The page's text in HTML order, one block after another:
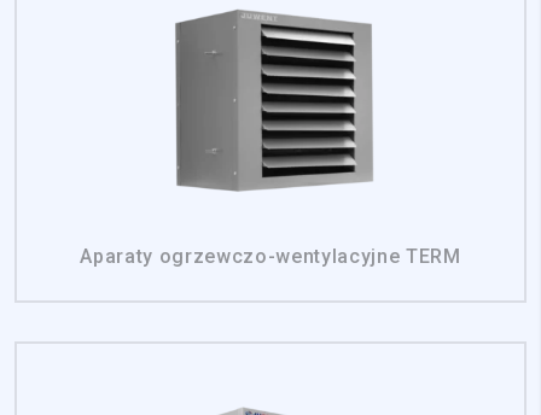
Aparaty ogrzewczo-wentylacyjne TERM